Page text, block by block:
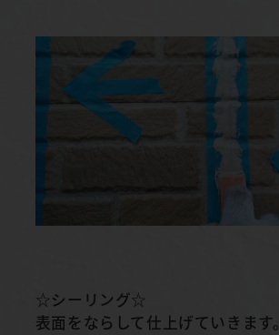
☆シーリング☆
表面をならして仕上げていきます。